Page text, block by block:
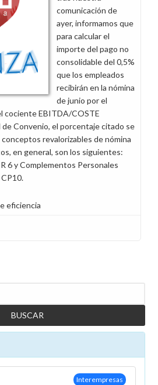
comunicación de
ayer, informamos que
para calcular el
importe del pago no
consolidable del 0,5%
que los empleados
recibirán en la nómina
de junio por el
cociente EBITDA/COSTE
Convenio, el porcentaje citado se
revalorizables de nómina
en general, son los siguientes:
6 y Complementos Personales
eficiencia
Interempresas